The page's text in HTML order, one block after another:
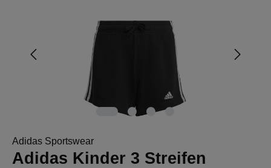
Adidas Sportswear
Adidas Kinder 3 Streifen